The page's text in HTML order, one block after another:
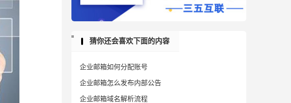
猜你还会喜欢下面的内容
企业邮箱如何分配账号
企业邮箱怎么发布内部公告
企业邮箱域名解析流程